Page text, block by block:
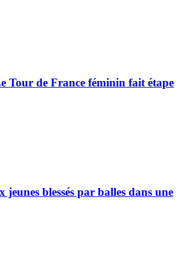
Tour de France féminin fait étape
jeunes blessés par balles dans une